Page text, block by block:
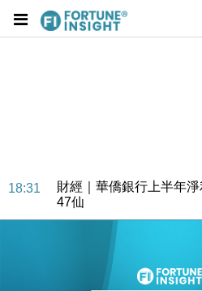
18:31
財經｜華僑銀行上半年
47仙
財經｜滙豐上調香港今
及消費表現
本地｜假冒內地執法人
損失近6900萬元